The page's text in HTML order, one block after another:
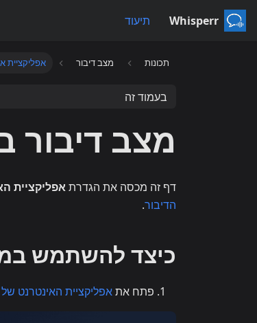
Whisperr תיעוד
תכונות מצב דיבור אפליקציית
בעמוד זה
מצב דיבור
דף זה מכסה את הגדרתאפליקציית
הדיבור.
כיצד להשתמש
פתח אתאפליקציית האינטרנט של Whisperr